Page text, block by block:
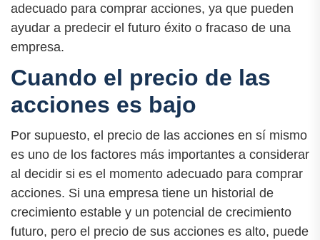
adecuado para comprar acciones, ya que pueden
ayudar a predecir el futuro éxito o fracaso de una
empresa.
Cuando el precio de las
acciones es bajo
Por supuesto, el precio de las acciones en sí mismo
es uno de los factores más importantes a considerar
al decidir si es el momento adecuado para comprar
acciones. Si una empresa tiene un historial de
crecimiento estable y un potencial de crecimiento
futuro, pero el precio de sus acciones es alto, puede